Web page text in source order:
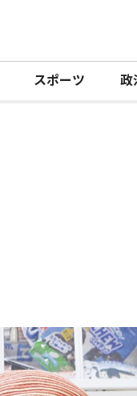
スポーツ 政